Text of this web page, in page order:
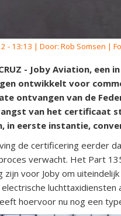
- 13:13 | Door: Rob Somsen |
- Joby Aviation,
ontwikkelt voor
ontvangen van de
van het certificaat
in eerste instantie,
de certificering eerder
verwacht. Het Part
zijn voor Joby om
luchttaxidiensten
hoervoor nu nog een